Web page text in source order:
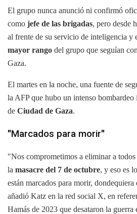
El grupo nunca anunció ni confirmó
como jefe de las brigadas, pero desde
al frente de su servicio de inteligencia y
mayor rango del grupo que seguían
Gaza.
El martes en la noche, una fuente de
la AFP que hubo un intenso bombardeo
de Ciudad de Gaza.
"Marcados para morir"
"Nos comprometimos a eliminar a
la masacre del 7 de octubre, y eso es
están marcados para morir, dondequiera
añadió Katz en la red social X, en
Hamás de 2023 que desataron la guerra